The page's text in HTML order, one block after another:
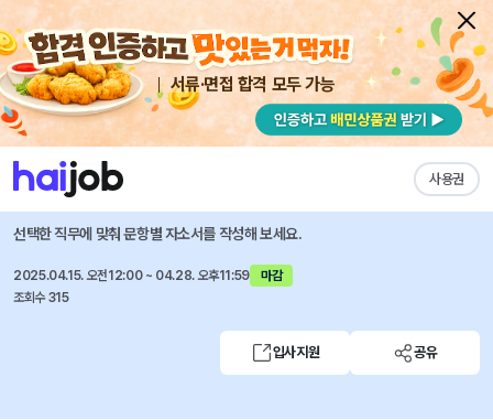
서류·면접 합격 모두 가능
사용권
채용공고 자소서 자유항목 자소서 내 작성목록
현대자동차 즐겨찾기
연료교환
선택한 직무에 맞춰 문항별 자소서를 작성해 보세요.
2025.04.15. 오전12:00 ~ 04.28. 오후11:59
마감
조회수 315
입사지원 공유